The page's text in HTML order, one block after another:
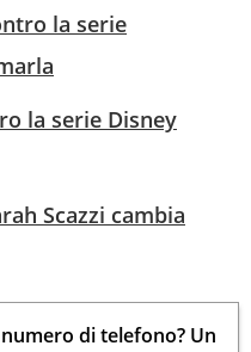
la serie
la serie Disney
Scazzi cambia
di telefono? Un